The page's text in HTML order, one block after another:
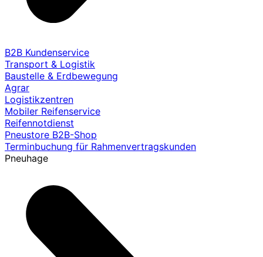
B2B Kundenservice
Transport & Logistik
Baustelle & Erdbewegung
Agrar
Logistikzentren
Mobiler Reifenservice
Reifennotdienst
Pneustore B2B-Shop
Terminbuchung für Rahmenvertragskunden
Pneuhage